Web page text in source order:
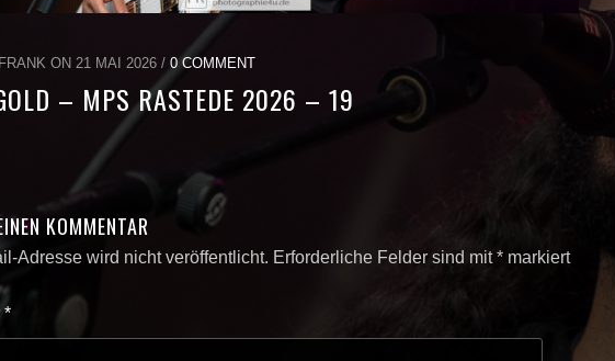
ON 21 MAI 2026 / 0 COMMENT
– MPS RASTEDE 2026 – 19
KOMMENTAR
Adresse wird nicht veröffentlicht. Erforderliche Felder sind mit* markiert
*